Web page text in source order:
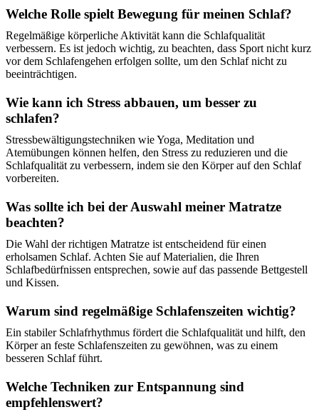
Welche Rolle spielt Bewegung für meinen Schlaf?
Regelmäßige körperliche Aktivität kann die Schlafqualität
verbessern. Es ist jedoch wichtig, zu beachten, dass Sport nicht kurz
vor dem Schlafengehen erfolgen sollte, um den Schlaf nicht zu
beeinträchtigen.
Wie kann ich Stress abbauen, um besser zu
schlafen?
Stressbewältigungstechniken wie Yoga, Meditation und
Atemübungen können helfen, den Stress zu reduzieren und die
Schlafqualität zu verbessern, indem sie den Körper auf den Schlaf
vorbereiten.
Was sollte ich bei der Auswahl meiner Matratze
beachten?
Die Wahl der richtigen Matratze ist entscheidend für einen
erholsamen Schlaf. Achten Sie auf Materialien, die Ihren
Schlafbedürfnissen entsprechen, sowie auf das passende Bettgestell
und Kissen.
Warum sind regelmäßige Schlafenszeiten wichtig?
Ein stabiler Schlafrhythmus fördert die Schlafqualität und hilft, den
Körper an feste Schlafenszeiten zu gewöhnen, was zu einem
besseren Schlaf führt.
Welche Techniken zur Entspannung sind
empfehlenswert?